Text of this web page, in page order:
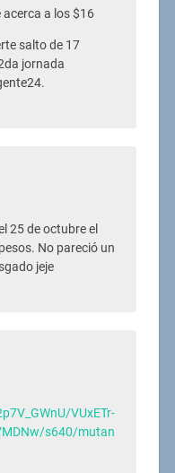
acerca a los $16
salto de 17
jornada
25 de octubre el
No pareció un
jeje
VUxETr-
s640/mutan